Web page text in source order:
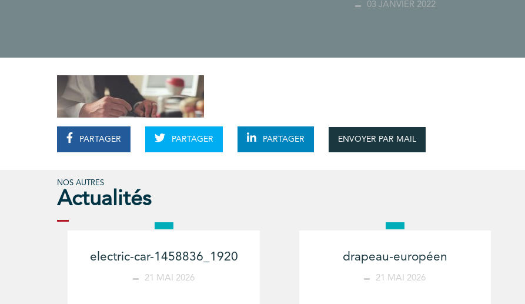
03 JANVIER 2022
PARTAGER PARTAGER PARTAGER ENVOYER PAR MAIL
NOS AUTRES
Actualités
electric-car-1458836_1920
21 MAI 2026
drapeau-européen
21 MAI 2026